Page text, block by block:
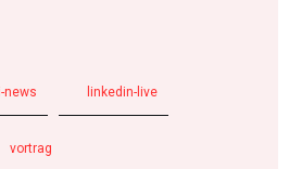
news linkedin-live
vortrag